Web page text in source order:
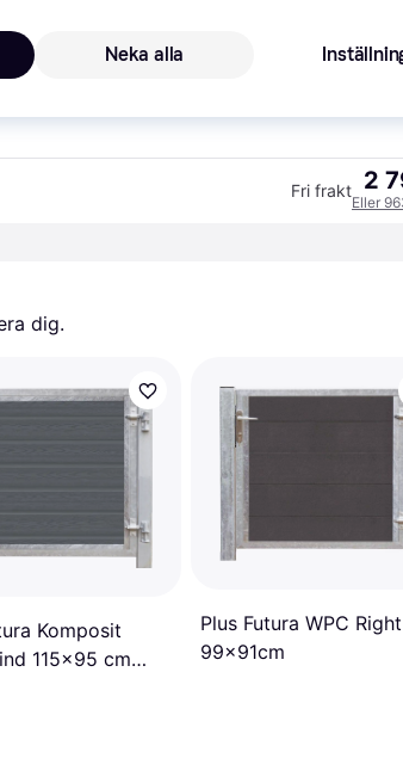
Lägst pris 2-3 dagar 2
Eller
Fri frakt 2
Eller
dig.
Komposit
115x95 cm
Plus Futura WPC Right
99x91cm
Neka alla